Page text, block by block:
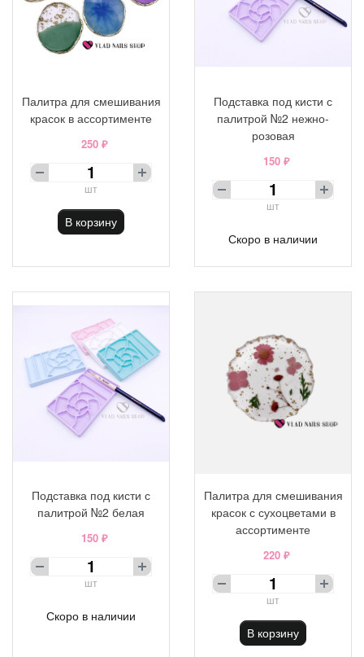
Палитра для смешивания
красок в ассортименте
250 ₽
шт
В корзину
Подставка под кисти с
палитрой №2 нежно-
розовая
150 ₽
шт
Скоро в наличии
Подставка под кисти с
палитрой №2 белая
150 ₽
шт
Скоро в наличии
Палитра для смешивания
красок с сухоцветами в
ассортименте
220 ₽
шт
В корзину